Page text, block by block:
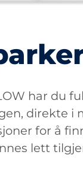
har du
direkte i
for å
lett